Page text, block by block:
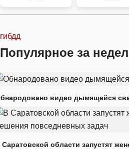
гибдд
Популярное за
видео дымящейся
Саратовской области запустят